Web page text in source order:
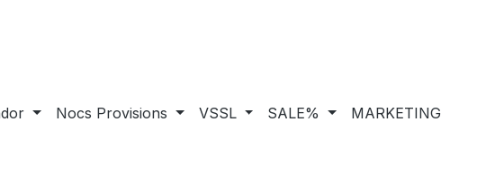
Nocs Provisions VSSL SALE% MARKETING